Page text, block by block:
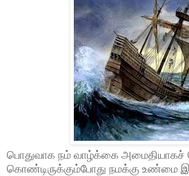
பொதுவாக நம் வாழ்க்கை அமைதியாகச்
கொண்டிருக்கும்போது நமக்கு உண்மை